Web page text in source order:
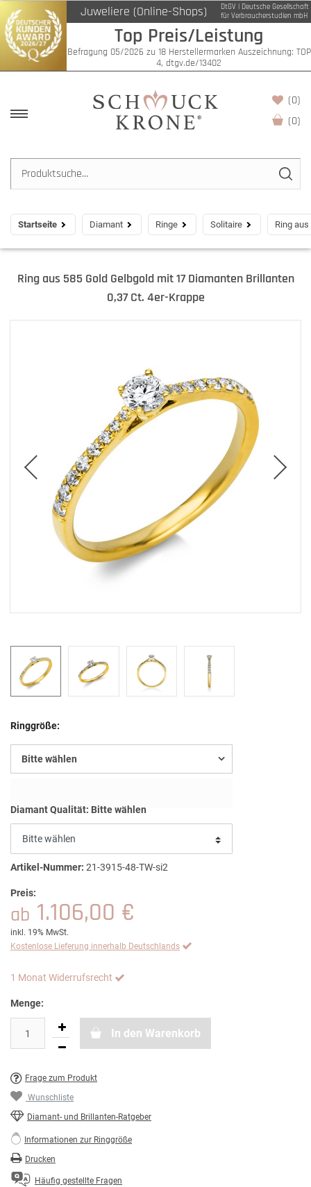
Juweliere (Online-Shops)
DtGV | Deutsche Gesellschaft
für Verbraucherstudien mbH
Top Preis/Leistung
Befragung 05/2026 zu 18 Herstellermarken Auszeichnung: TOP
4, dtgv.de/13402
(0)
(0)
Startseite Diamant Ringe Solitaire Ring
Ring aus 585 Gold Gelbgold mit 17 Diamanten Brillanten
0,37 Ct. 4er-Krappe
Ringgröße:
Bitte wählen
Diamant Qualität: Bitte wählen
Artikel-Nummer: 21-3915-48-TW-si2
Preis:
ab 1.106,00 €
inkl. 19% MwSt.
Kostenlose Lieferung innerhalb Deutschlands
1 Monat Widerrufsrecht
Menge:
In den Warenkorb
Frage zum Produkt
Wunschliste
Diamant- und Brillanten-Ratgeber
Informationen zur Ringgröße
Drucken
Häufig gestellte Fragen